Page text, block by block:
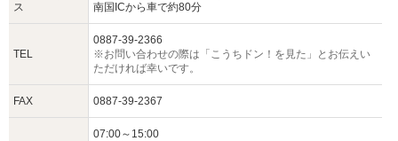
ス
南国ICから車で約80分
TEL
0887-39-2366
※お問い合わせの際は「こうちドン！を見た」とお伝えい
ただければ幸いです。
FAX 0887-39-2367
07:00～15:00